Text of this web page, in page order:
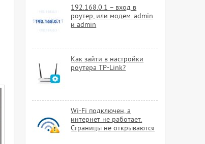
192.168.0.1 – вход в
роутер, или модем. admin
и admin
Как зайти в настройки
роутера TP-Link?
Wi-Fi подключен, а
интернет не работает.
Страницы не открываются